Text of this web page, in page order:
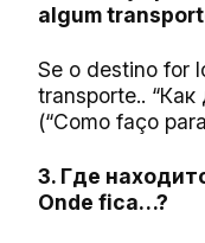
algum
Se o destino for
transporte..
(“Como faço
3. Где
Onde fica…?